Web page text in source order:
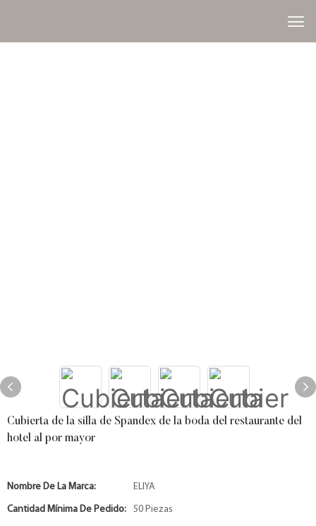
Cubierta de la silla de Spandex de la boda del restaurante del
hotel al por mayor
Nombre De La Marca: ELIYA
Cantidad Mínima De Pedido: 50 Piezas